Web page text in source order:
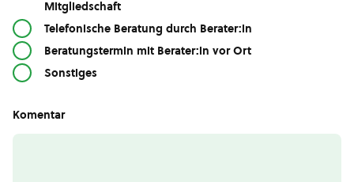
Mitgliedschaft
Telefonische Beratung durch Berater:in
Beratungstermin mit Berater:in vor Ort
Sonstiges
Komentar